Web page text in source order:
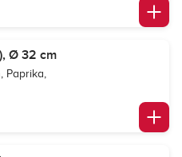
Ø 32 cm
Paprika,